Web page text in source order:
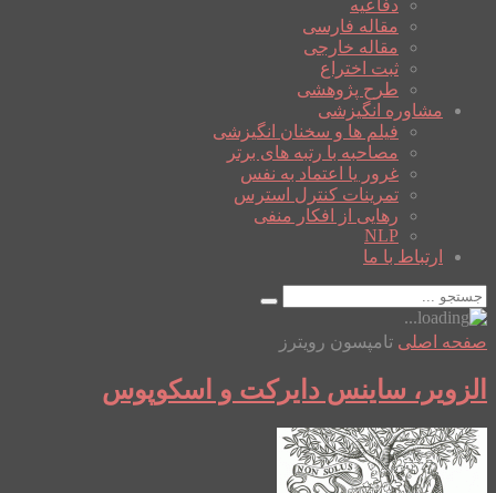
دفاعیه
مقاله فارسی
مقاله خارجی
ثبت اختراع
طرح پژوهشی
مشاوره انگیزشی
فیلم ها و سخنان انگیزشی
مصاحبه با رتبه های برتر
غرور یا اعتماد به نفس
تمرینات کنترل استرس
رهایی از افکار منفی
NLP
ارتباط با ما
صفحه اصلی تامپسون رویترز
الزویر، ساینس دایرکت و اسکوپوس